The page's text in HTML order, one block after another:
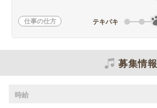
仕事の仕方 テキパキ
募集情報
時給